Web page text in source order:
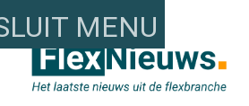
MENU